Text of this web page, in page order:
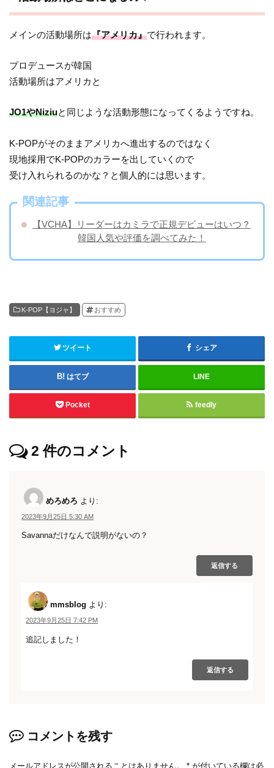
メインの活動場所は『アメリカ』で行われます。
プロデュースが韓国
活動場所はアメリカと
JO1やNiziuと同じような活動形態になってくるようですね。
K-POPがそのままアメリカへ進出するのではなく
現地採用でK-POPのカラーを出していくので
受け入れられるのかな？と個人的には思います。
関連記事
【VCHA】リーダーはカミラで正規デビューはいつ？
韓国人気や評価を調べてみた！
K-POP【ヨジャ】 おすすめ
ツイート シェア
はてブ LINE
Pocket feedly
2 件のコメント
めろめろ より:
2023年9月25日 5:30 AM
Savannaだけなんで説明がないの？
返信する
mmsblog より:
2023年9月25日 7:42 PM
追記しました！
返信する
コメントを残す
メールアドレスが公開されることはありません。 * が付いている欄は必